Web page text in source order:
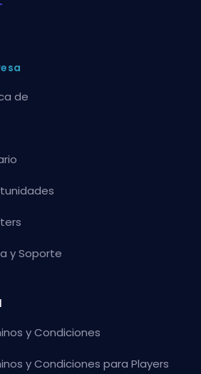
de
y Soporte
y Condiciones
y Condiciones para Players